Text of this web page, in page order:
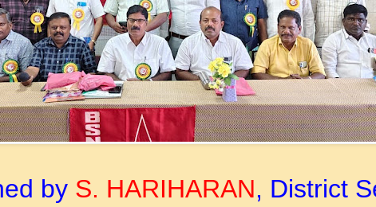
by S. HARIHARAN, District